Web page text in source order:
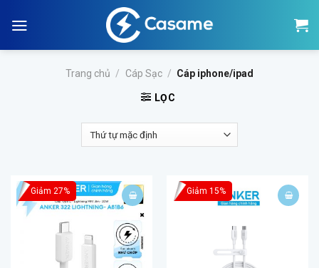
Trang chủ / Cáp Sạc / Cáp iphone/ipad
LỌC
Giảm 27% Giảm 15%